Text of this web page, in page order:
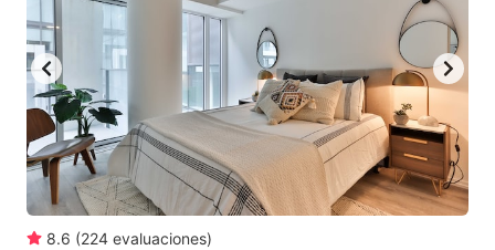
8.6 (224 evaluaciones)